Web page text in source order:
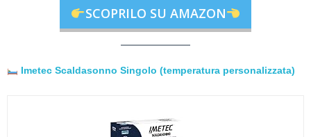
SCOPRILO SU AMAZON
Imetec Scaldasonno Singolo (temperatura personalizzata)